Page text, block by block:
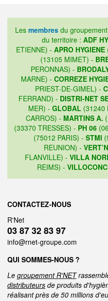
Les membres du groupement
du territoire : ADF
ETIENNE) - APRO HYGIENE
(13105 MIMET) -
PERONNAS) -
MARNE) - CORREZE
PRIEST-DE-GIMEL) -
FERRAND) - DISTRI-NET
MER) - GLOBAL (31240
CARROS) - MARTINS A.
(33370 TRESSES) - PH 06
(75012 PARIS) - STMI
REUNION) -
FLANVILLE) - VILLA
REIMS) -
CONTACTEZ-NOUS
R'Net
03 87 32 83 97
info@rnet-groupe.com
QUI SOMMES-NOUS ?
Le groupement R'NET
distributeurs de produits
réalisant près de 50 millions